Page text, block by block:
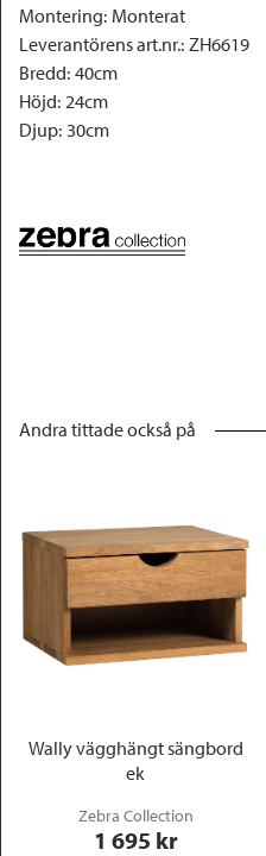
Montering: Monterat
Leverantörens art.nr.: ZH6619
Bredd: 40cm
Höjd: 24cm
Djup: 30cm
Andra tittade också på
Wally vägghängt sängbord
ek
Zebra Collection
1 695 kr